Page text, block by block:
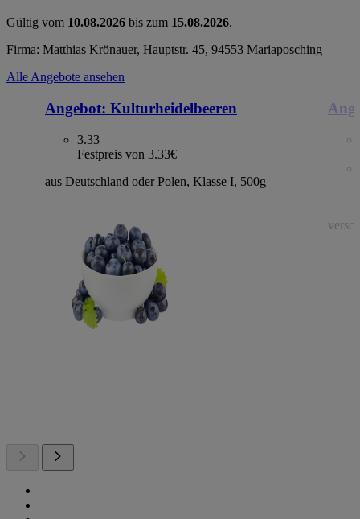
Gültig vom 10.08.2026 bis zum 15.08.2026.
Firma: Matthias Krönauer, Hauptstr. 45, 94553 Mariaposching
Alle Angebote ansehen
Angebot: Kulturheidelbeeren
3.33
Festpreis von 3.33€
aus Deutschland oder Polen, Klasse I, 500g